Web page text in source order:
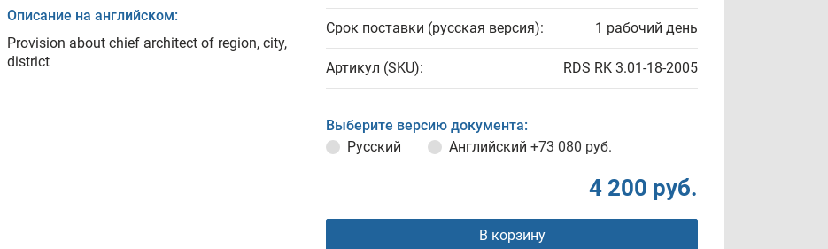
Описание на английском:
Provision about chief architect of region, city,
district
Срок поставки (русская версия): 1 рабочий день
Артикул (SKU): RDS RK 3.01-18-2005
Выберите версию документа:
Русский
Английский +73 080 руб.
4 200 руб.
В корзину